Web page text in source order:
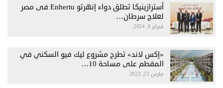
أسترازينيكا تطلق دواء إنهرتو Enhertu فى مصر
لعلاج سرطان…
فبراير 8, 2024
«إكس لاند» تطرح مشروع ليك فيو السكني في
المقطم على مساحة 10…
مارس 23, 2023